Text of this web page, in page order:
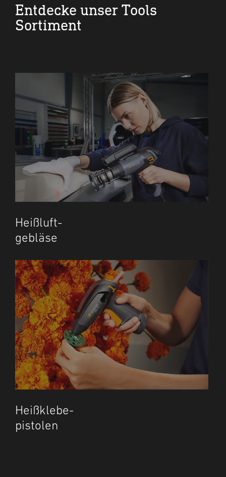
Entdecke unser Tools
Sortiment
Heißluft-
gebläse
Heißklebe-
pistolen